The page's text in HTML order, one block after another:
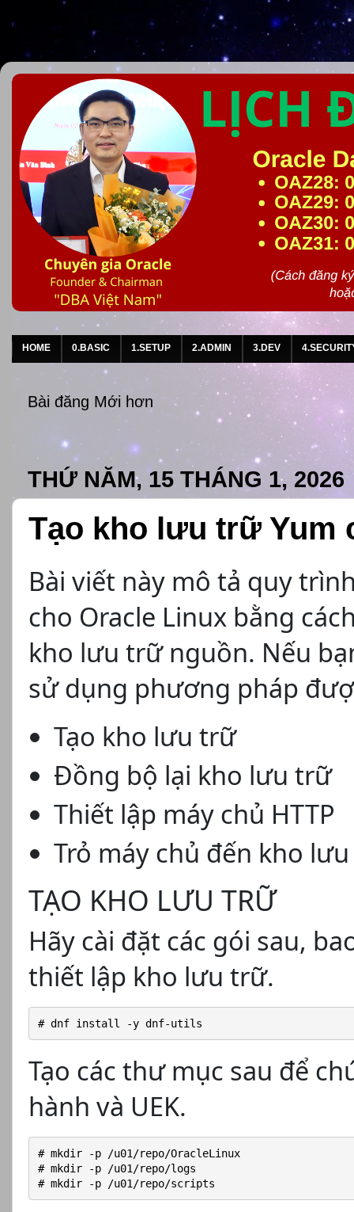
HOME 0.BASIC 1.SETUP 2.ADMIN 3.DEV
Bài đăng Mới hơn
THỨ NĂM, 15 THÁNG 1, 2026
Tạo kho lưu trữ Yum
Bài viết này mô tả quy
cho Oracle Linux bằng
kho lưu trữ nguồn. Nếu
sử dụng phương pháp
Tạo kho lưu trữ
Đồng bộ lại kho lưu trữ
Thiết lập máy chủ HTTP
Trỏ máy chủ đến kho
TẠO KHO LƯU TRỮ
Hãy cài đặt các gói sau,
thiết lập kho lưu trữ.
# dnf install -y dnf-utils
Tạo các thư mục sau để
hành và UEK.
# mkdir -p /u01/repo/OracleLinux
# mkdir -p /u01/repo/logs
# mkdir -p /u01/repo/scripts